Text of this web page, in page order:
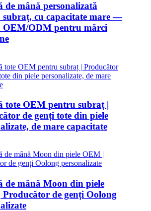
de mână personalizată
subraț, cu capacitate mare —
OEM/ODM pentru mărci
tote OEM pentru subraț |
de genți tote din piele
de mare capacitate
de mână Moon din piele
Producător de genți Oolong